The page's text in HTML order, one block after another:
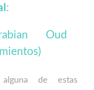
:
Oud
de estas